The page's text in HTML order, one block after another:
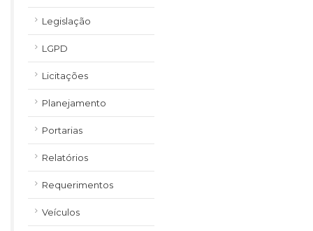
Legislação
LGPD
Licitações
Planejamento
Portarias
Relatórios
Requerimentos
Veículos